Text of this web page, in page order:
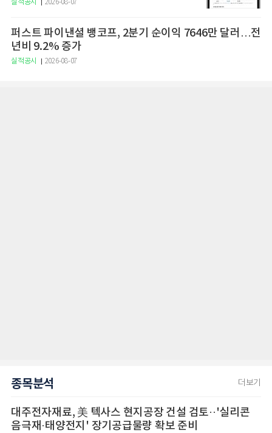
실적공시 2026-08-07
퍼스트 파이낸셜 뱅코프, 2분기 순이익 7646만 달러…전
년비 9.2% 증가
실적공시 2026-08-07
종목분석 더보기
대주전자재료, 美 텍사스 현지공장 건설 검토··'실리콘
음극재·태양전지' 장기공급물량 확보 준비